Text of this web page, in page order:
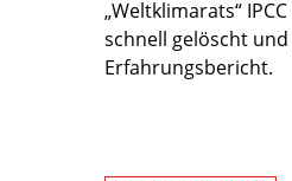
„Weltklimarats“
schnell gelöscht
Erfahrungsbericht.